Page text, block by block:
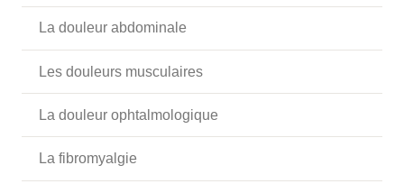
La douleur abdominale
Les douleurs musculaires
La douleur ophtalmologique
La fibromyalgie